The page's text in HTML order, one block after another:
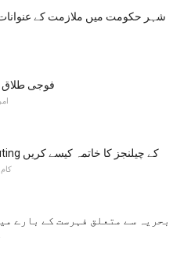
شہر حکومت میں ملازمت کے
فوجی طلاق
Telecommuting کے چیلنجز کا خاتمہ کیسے کریں
بحریہ سے متعلق فہرست کے بارے